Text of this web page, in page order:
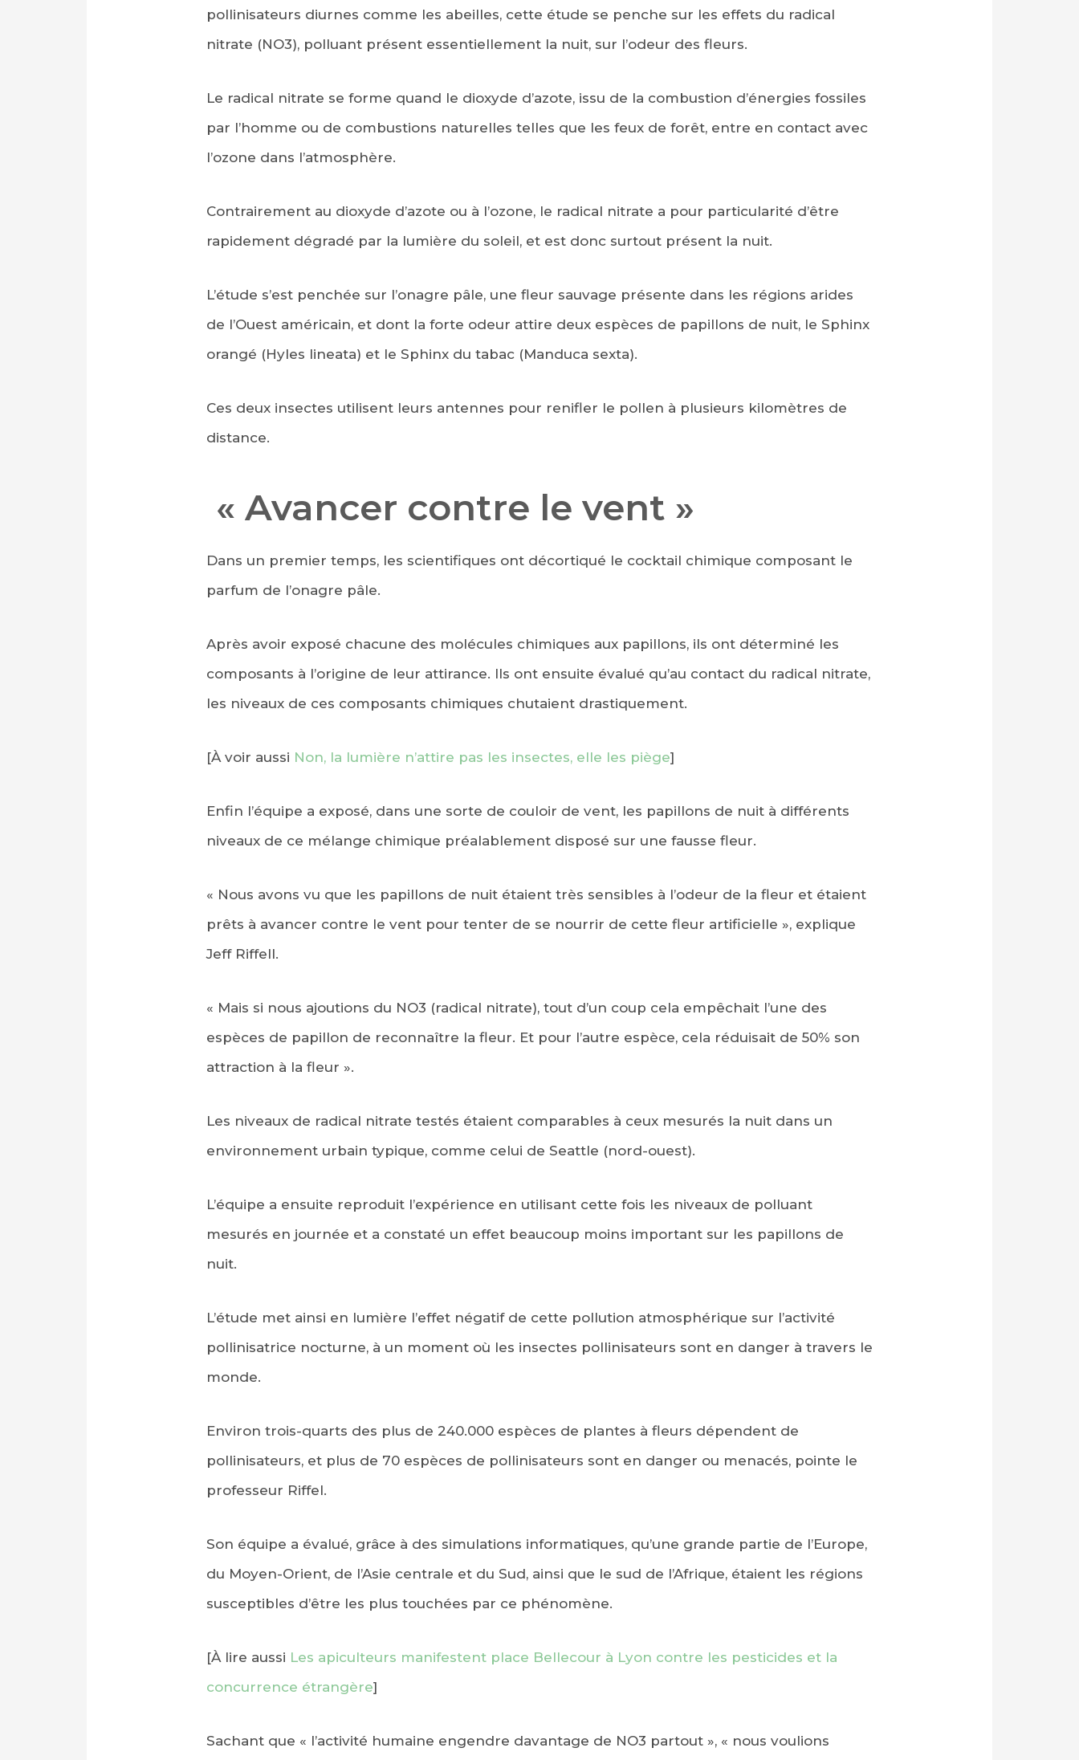
pollinisateurs diurnes comme les abeilles, cette étude se penche sur les effets du radical
nitrate (NO3), polluant présent essentiellement la nuit, sur l’odeur des fleurs.
Le radical nitrate se forme quand le dioxyde d’azote, issu de la combustion d’énergies fossiles
par l’homme ou de combustions naturelles telles que les feux de forêt, entre en contact avec
l’ozone dans l’atmosphère.
Contrairement au dioxyde d’azote ou à l’ozone, le radical nitrate a pour particularité d’être
rapidement dégradé par la lumière du soleil, et est donc surtout présent la nuit.
L’étude s’est penchée sur l’onagre pâle, une fleur sauvage présente dans les régions arides
de l’Ouest américain, et dont la forte odeur attire deux espèces de papillons de nuit, le Sphinx
orangé (Hyles lineata) et le Sphinx du tabac (Manduca sexta).
Ces deux insectes utilisent leurs antennes pour renifler le pollen à plusieurs kilomètres de
distance.
« Avancer contre le vent »
Dans un premier temps, les scientifiques ont décortiqué le cocktail chimique composant le
parfum de l’onagre pâle.
Après avoir exposé chacune des molécules chimiques aux papillons, ils ont déterminé les
composants à l’origine de leur attirance. Ils ont ensuite évalué qu’au contact du radical nitrate,
les niveaux de ces composants chimiques chutaient drastiquement.
[À voir aussi Non, la lumière n’attire pas les insectes, elle les piège]
Enfin l’équipe a exposé, dans une sorte de couloir de vent, les papillons de nuit à différents
niveaux de ce mélange chimique préalablement disposé sur une fausse fleur.
« Nous avons vu que les papillons de nuit étaient très sensibles à l’odeur de la fleur et étaient
prêts à avancer contre le vent pour tenter de se nourrir de cette fleur artificielle », explique
Jeff Riffell.
« Mais si nous ajoutions du NO3 (radical nitrate), tout d’un coup cela empêchait l’une des
espèces de papillon de reconnaître la fleur. Et pour l’autre espèce, cela réduisait de 50% son
attraction à la fleur ».
Les niveaux de radical nitrate testés étaient comparables à ceux mesurés la nuit dans un
environnement urbain typique, comme celui de Seattle (nord-ouest).
L’équipe a ensuite reproduit l’expérience en utilisant cette fois les niveaux de polluant
mesurés en journée et a constaté un effet beaucoup moins important sur les papillons de
nuit.
L’étude met ainsi en lumière l’effet négatif de cette pollution atmosphérique sur l’activité
pollinisatrice nocturne, à un moment où les insectes pollinisateurs sont en danger à travers le
monde.
Environ trois-quarts des plus de 240.000 espèces de plantes à fleurs dépendent de
pollinisateurs, et plus de 70 espèces de pollinisateurs sont en danger ou menacés, pointe le
professeur Riffel.
Son équipe a évalué, grâce à des simulations informatiques, qu’une grande partie de l’Europe,
du Moyen-Orient, de l’Asie centrale et du Sud, ainsi que le sud de l’Afrique, étaient les régions
susceptibles d’être les plus touchées par ce phénomène.
[À lire aussi Les apiculteurs manifestent place Bellecour à Lyon contre les pesticides et la
concurrence étrangère]
Sachant que « l’activité humaine engendre davantage de NO3 partout », « nous voulions